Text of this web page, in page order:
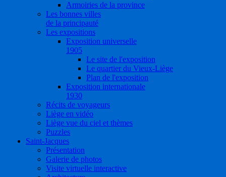
Armoiries de la province
Les bonnes villes
de la principauté
Les expositions
Exposition universelle
1905
Le site de l'exposition
Le quartier du Vieux-Liège
Plan de l'exposition
Exposition internationale
1930
Récits de voyageurs
Liège en vidéo
Liège vue du ciel et thèmes
Puzzles
Saint-Jacques
Présentation
Galerie de photos
Visite virtuelle interactive